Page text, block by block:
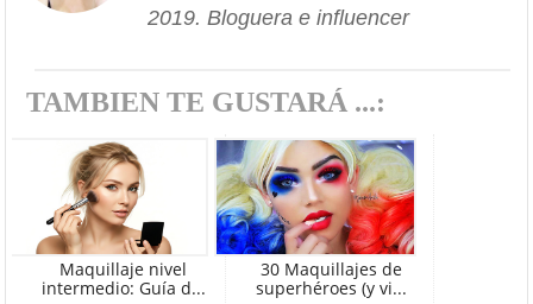
2019. Bloguera e influencer
TAMBIEN TE GUSTARÁ ...:
Maquillaje nivel
intermedio: Guía d...
30 Maquillajes de
superhéroes (y vi...